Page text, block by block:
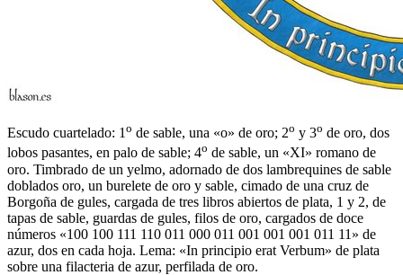
Escudo cuartelado: 1 o de sable, una «o» de oro; 2o y 3o de oro, dos
lobos pasantes, en palo de sable; 4o de sable, un «XI» romano de
oro. Timbrado de un yelmo, adornado de dos lambrequines de sable
doblados oro, un burelete de oro y sable, cimado de una cruz de
Borgoña de gules, cargada de tres libros abiertos de plata, 1 y 2, de
tapas de sable, guardas de gules, filos de oro, cargados de doce
números «100 100 111 110 011 000 011 001 001 001 011 11» de
azur, dos en cada hoja. Lema: «In principio erat Verbum» de plata
sobre una filacteria de azur, perfilada de oro.